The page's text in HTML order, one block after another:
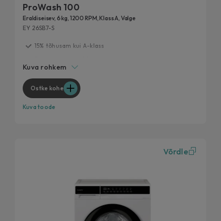
ProWash 100
Eraldiseisev, 6 kg, 1200 RPM, Klass A, Valge
EY 26SB7-S
15% tõhusam kui A-klass
Maksimaalne jõudlus, minimaalne müra
Eemalda 99% igapäevastest plekkidest
Kuva rohkem
Ostke kohe
Kuva toode
Võrdle